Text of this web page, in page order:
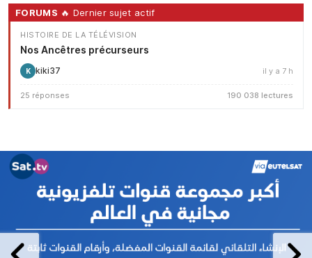
FORUMS 🔥 Dernier sujet actif
HISTOIRE DE LA TÉLÉVISION
Nos Ancêtres précurseurs
K kiki37 il y a 7 h
25 réponses 190 038 lectures